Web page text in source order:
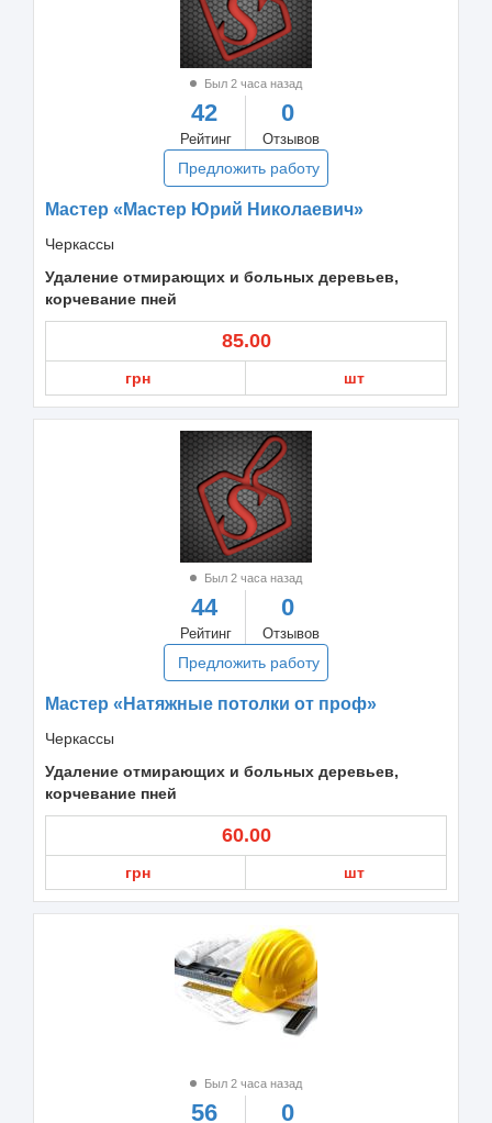
Был 2 часа назад
42
Рейтинг
0
Отзывов
Предложить работу
Мастер «Мастер Юрий Николаевич»
Черкассы
Удаление отмирающих и больных деревьев,
корчевание пней
85.00
грн шт
Был 2 часа назад
44
Рейтинг
0
Отзывов
Предложить работу
Мастер «Натяжные потолки от проф»
Черкассы
Удаление отмирающих и больных деревьев,
корчевание пней
60.00
грн шт
Был 2 часа назад
56 0